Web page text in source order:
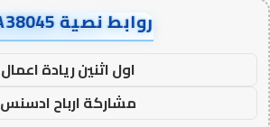
روابط نصية AA38045
اول اثنين ريادة اعمال
مشاركة ارباح ادسنس